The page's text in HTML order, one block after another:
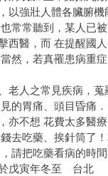
強壯人體各臟腑機
常常聽到，某人已
西醫，而 在提醒國
然，若真罹患病重
人之常見疾病，蒐
的胃痛、頭目昏痛
亦不想 花費太多醫
去吃藥、挨針筒了
請把吃藥看病的時
至 台北